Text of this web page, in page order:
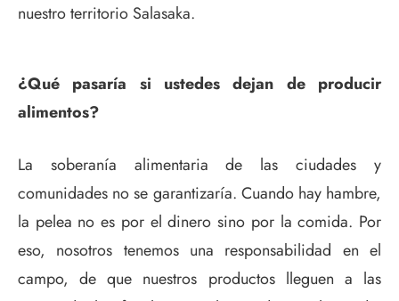
nuestro territorio Salasaka.
¿Qué pasaría si ustedes dejan de producir
alimentos?
La soberanía alimentaria de las ciudades y
comunidades no se garantizaría. Cuando hay hambre,
la pelea no es por el dinero sino por la comida. Por
eso, nosotros tenemos una responsabilidad en el
campo, de que nuestros productos lleguen a las